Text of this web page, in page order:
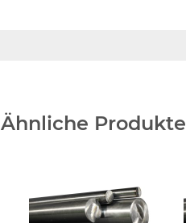
Ähnliche Produkte